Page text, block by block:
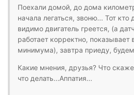
Поехали домой, до дома
начала легаться, звоню... Тот кто
видимо двигатель греется, (а
работает корректно, показывает
минимума), завтра приеду,
Какие мнения, друзья? Что
что делать...Аппатия...